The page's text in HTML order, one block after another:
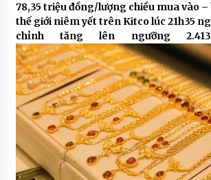
78,35 triệu đồng/lượng chiều mua vào
thế giới niêm yết trên Kitco lúc 21h35
chỉnh tăng lên ngưỡng